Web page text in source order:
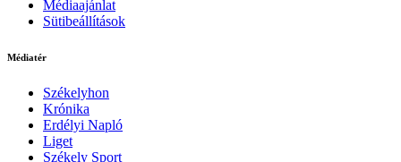
Médiaajánlat
Sütibeállítások
Médiatér
Székelyhon
Krónika
Erdélyi Napló
Liget
Székely Sport